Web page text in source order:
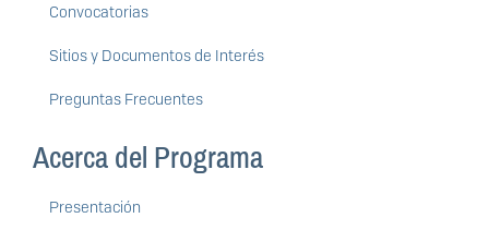
Convocatorias
Sitios y Documentos de Interés
Preguntas Frecuentes
Acerca del Programa
Presentación